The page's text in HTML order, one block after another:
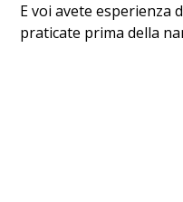
E voi avete esperienza
praticate prima della